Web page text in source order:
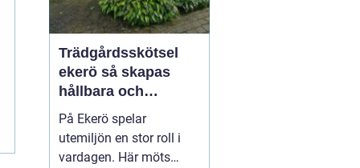
Trädgårdsskötsel
ekerö så skapas
hållbara och
välskötta utemiljöer
På Ekerö spelar
utemiljön en stor roll i
vardagen. Här möts